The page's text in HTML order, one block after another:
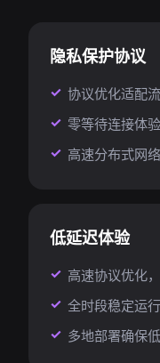
隐私保护协议
协议优化适配
零等待连接体验
高速分布式网络
低延迟体验
高速协议优化
全时段稳定运行
多地部署确保